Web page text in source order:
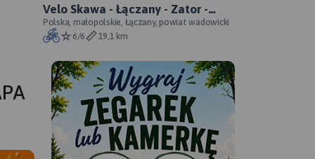
Velo Skawa - Łączany - Zator -
oficjalny przebieg szlaku
Polska, małopolskie, Łączany, powiat wadowicki
6/6
19,1 km